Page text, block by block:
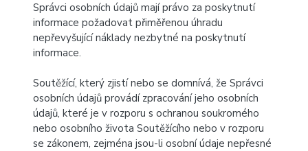
Správci osobních údajů mají právo za poskytnutí
informace požadovat přiměřenou úhradu
nepřevyšující náklady nezbytné na poskytnutí
informace.
Soutěžící, který zjistí nebo se domnívá, že Správci
osobních údajů provádí zpracování jeho osobních
údajů, které je v rozporu s ochranou soukromého
nebo osobního života Soutěžícího nebo v rozporu
se zákonem, zejména jsou-li osobní údaje nepřesné